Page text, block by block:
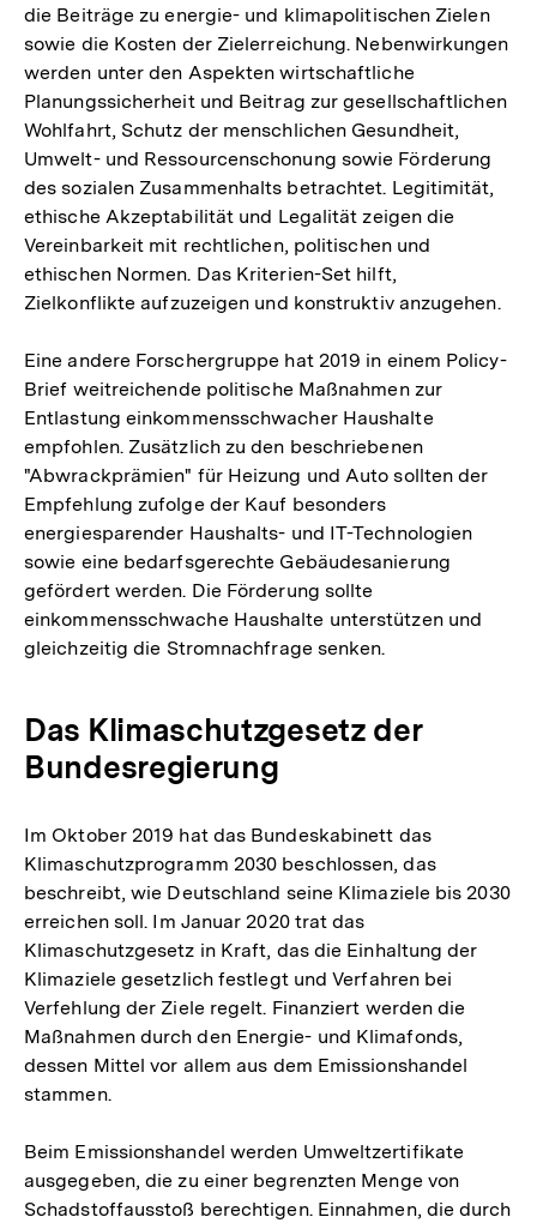
die Beiträge zu energie- und klimapolitischen Zielen
sowie die Kosten der Zielerreichung. Nebenwirkungen
werden unter den Aspekten wirtschaftliche
Planungssicherheit und Beitrag zur gesellschaftlichen
Wohlfahrt, Schutz der menschlichen Gesundheit,
Umwelt- und Ressourcenschonung sowie Förderung
des sozialen Zusammenhalts betrachtet. Legitimität,
ethische Akzeptabilität und Legalität zeigen die
Vereinbarkeit mit rechtlichen, politischen und
ethischen Normen. Das Kriterien-Set hilft,
Zielkonflikte aufzuzeigen und konstruktiv anzugehen.
Eine andere Forschergruppe hat 2019 in einem Policy-
Brief weitreichende politische Maßnahmen zur
Entlastung einkommensschwacher Haushalte
empfohlen. Zusätzlich zu den beschriebenen
"Abwrackprämien" für Heizung und Auto sollten der
Empfehlung zufolge der Kauf besonders
energiesparender Haushalts- und IT-Technologien
sowie eine bedarfsgerechte Gebäudesanierung
gefördert werden. Die Förderung sollte
einkommensschwache Haushalte unterstützen und
gleichzeitig die Stromnachfrage senken.
Das Klimaschutzgesetz der
Bundesregierung
Im Oktober 2019 hat das Bundeskabinett das
Klimaschutzprogramm 2030 beschlossen, das
beschreibt, wie Deutschland seine Klimaziele bis 2030
erreichen soll. Im Januar 2020 trat das
Klimaschutzgesetz in Kraft, das die Einhaltung der
Klimaziele gesetzlich festlegt und Verfahren bei
Verfehlung der Ziele regelt. Finanziert werden die
Maßnahmen durch den Energie- und Klimafonds,
dessen Mittel vor allem aus dem Emissionshandel
stammen.
Beim Emissionshandel werden Umweltzertifikate
ausgegeben, die zu einer begrenzten Menge von
Schadstoffausstoß berechtigen. Einnahmen, die durch